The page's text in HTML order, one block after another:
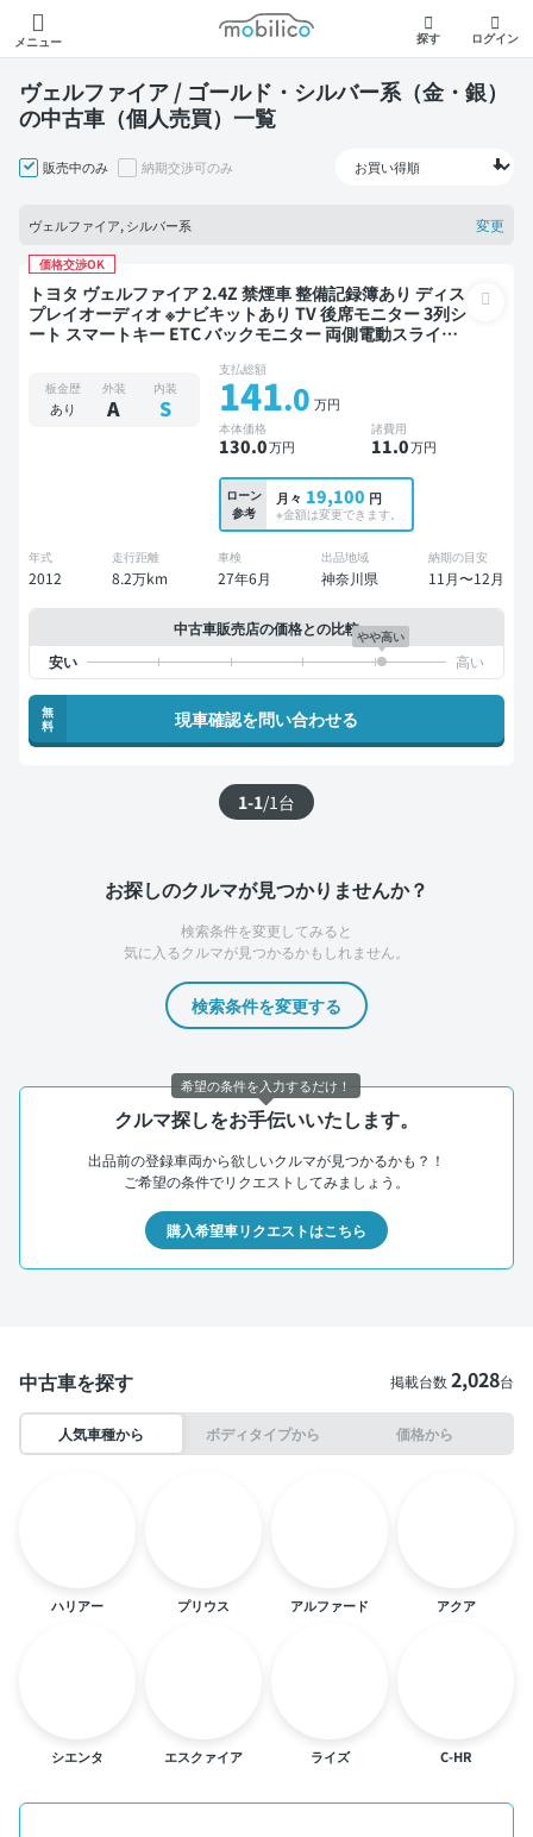
メニュー
モビリコ
探す ログイン
ヴェルファイア / ゴールド・シルバー系（金・銀）
の中古車（個人売買）一覧
販売中のみ 納期交渉可のみ
ヴェルファイア, シルバー系 変更
価格交渉OK
トヨタ ヴェルファイア 2.4Z 禁煙車 整備記録簿あり ディス
プレイオーディオ ※ナビキットあり TV 後席モニター 3列シ
ート スマートキー ETC バックモニター 両側電動スライド
板金歴
あり
外装
A
内装
S
支払総額
141.0 万円
本体価格
130.0万円
諸費用
11.0万円
ローン
参考
月々 19,100 円
※金額は変更できます。
年式
2012
走行距離
8.2万km
車検
27年6月
出品地域
神奈川県
納期の目安
11月〜12月
中古車販売店の価格との比較やや高い
無
料
現車確認を問い合わせる
1-1/1台
お探しのクルマが見つかりませんか？
検索条件を変更してみると
気に入るクルマが見つかるかもしれません。
検索条件を変更する
クルマ探しをお手伝いいたします。
出品前の登録車両から欲しいクルマが見つかるかも？！
ご希望の条件でリクエストしてみましょう。
購入希望車リクエストはこちら
中古車を探す 掲載台数2,028台
人気車種から ボディタイプから 価格から
ハリアー プリウス アルファード アクア
シエンタ エスクァイア ライズ C-HR
希望の条件を入力するだけ！